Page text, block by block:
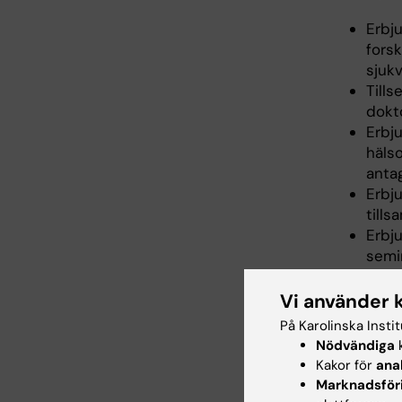
Vi använder
På Karolinska
Nödvändiga
Kakor för